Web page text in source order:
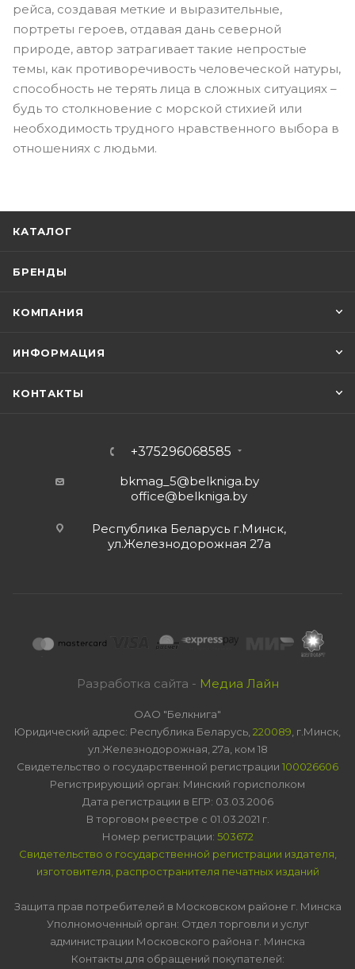
рейса, создавая меткие и выразительные,
портреты героев, отдавая дань северной
природе, автор затрагивает такие непростые
темы, как противоречивость человеческой натуры,
способность не терять лица в сложных ситуациях –
будь то столкновение с морской стихией или
необходимость трудного нравственного выбора в
отношениях с людьми.
КАТАЛОГ
БРЕНДЫ
КОМПАНИЯ
ИНФОРМАЦИЯ
КОНТАКТЫ
+375296068585
bkmag_5@belkniga.by
office@belkniga.by
Республика Беларусь г.Минск,
ул.Железнодорожная 27а
Разработка сайта - Медиа Лайн
ОАО "Белкнига"
Юридический адрес: Республика Беларусь, 220089 , г.Минск,
ул.Железнодорожная, 27а, ком 18
Свидетельство о государственной регистрации 100026606
Регистрирующий орган: Минский горисполком
Дата регистрации в ЕГР: 03.03.2006
В торговом реестре с 01.03.2021 г.
Номер регистрации: 503672
Свидетельство о государственной регистрации издателя,
изготовителя, распространителя печатных изданий
Защита прав потребителей в Московском районе г. Минска
Уполномоченный орган: Отдел торговли и услуг
администрации Московского района г. Минска
Контакты для обращений покупателей: